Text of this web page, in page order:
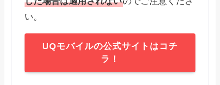
い。
UQモバイルの公式サイトはコチ
ラ！